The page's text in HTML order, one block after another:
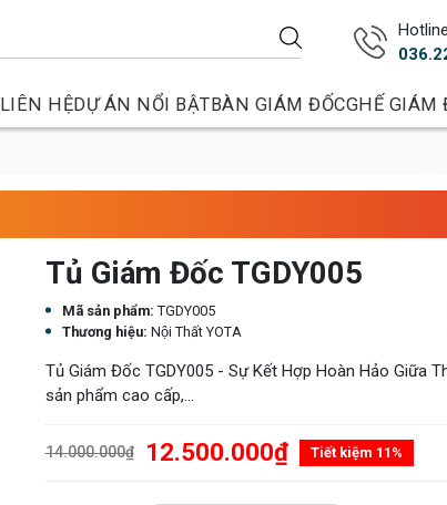
LIÊN HỆDỰ ÁN NỔI BẬTBÀN GIÁM ĐỐCGHẾ GIÁM
Tủ Giám Đốc TGDY005
Mã sản phẩm: TGDY005
Thương hiệu: Nội Thất YOTA
Tủ Giám Đốc TGDY005 - Sự Kết Hợp Hoàn Hảo Giữa
sản phẩm cao cấp,...
14.000.000₫ 12.500.000₫ Tiết kiệm 11%